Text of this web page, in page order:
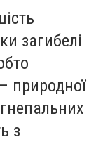
загибелі
природної
з